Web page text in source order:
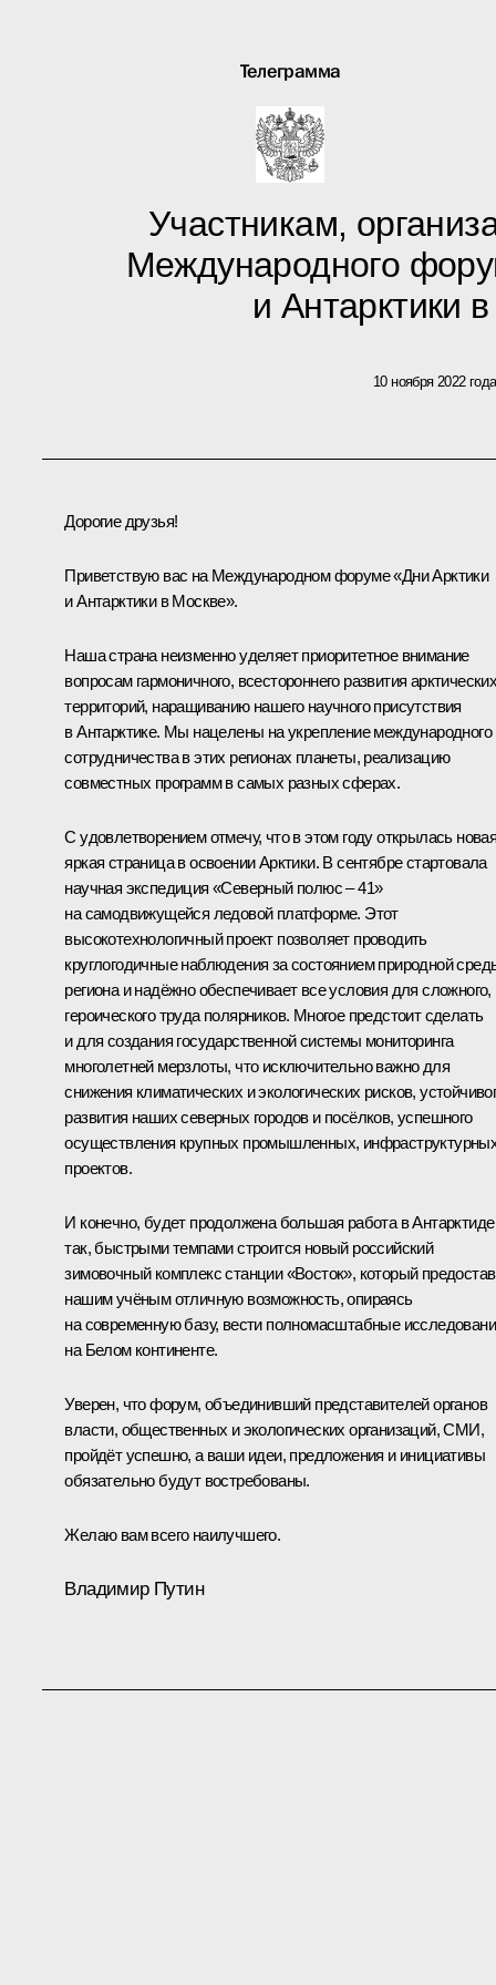
Телеграмма
Участникам,
Международного
и Антарктики
10 ноября 2022 года
Дорогие друзья!
Приветствую вас на Международном форуме «Дни Арктики
и Антарктики в Москве».
Наша страна неизменно уделяет приоритетное внимание
вопросам гармоничного, всестороннего развития
территорий, наращиванию нашего научного присутствия
в Антарктике. Мы нацелены на укрепление международного
сотрудничества в этих регионах планеты, реализацию
совместных программ в самых разных сферах.
С удовлетворением отмечу, что в этом году открылась
яркая страница в освоении Арктики. В сентябре стартовала
научная экспедиция «Северный полюс – 41»
на самодвижущейся ледовой платформе. Этот
высокотехнологичный проект позволяет проводить
круглогодичные наблюдения за состоянием природной
региона и надёжно обеспечивает все условия для сложного,
героического труда полярников. Многое предстоит сделать
и для создания государственной системы мониторинга
многолетней мерзлоты, что исключительно важно для
снижения климатических и экологических рисков,
развития наших северных городов и посёлков, успешного
осуществления крупных промышленных,
проектов.
И конечно, будет продолжена большая работа в
так, быстрыми темпами строится новый российский
зимовочный комплекс станции «Восток», который
нашим учёным отличную возможность, опираясь
на современную базу, вести полномасштабные
на Белом континенте.
Уверен, что форум, объединивший представителей органов
власти, общественных и экологических организаций, СМИ,
пройдёт успешно, а ваши идеи, предложения и инициативы
обязательно будут востребованы.
Желаю вам всего наилучшего.
Владимир Путин